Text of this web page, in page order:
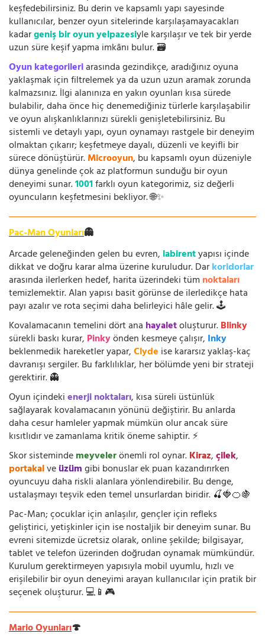
keşfedebilirsiniz. Bu derin ve kapsamlı yapı sayesinde
kullanıcılar, benzer oyun sitelerinde karşılaşamayacakları
kadargeniş bir oyun yelpazesiyle karşılaşır ve tek bir yerde
uzun süre keşif yapma imkânı bulur. 🗃️
Oyun kategorileriarasında gezindikçe, aradığınız oyuna
yaklaşmak için filtrelemek ya da uzun uzun aramak zorunda
kalmazsınız. İlgi alanınıza en yakın oyunları kısa sürede
bulabilir, daha önce hiç denemediğiniz türlerle karşılaşabilir
ve oyun alışkanlıklarınızı sürekli genişletebilirsiniz. Bu
sistemli ve detaylı yapı, oyun oynamayı rastgele bir deneyim
olmaktan çıkarır; keşfetmeye dayalı, düzenli ve keyifli bir
sürece dönüştürür.Microoyun, bu kapsamlı oyun düzeniyle
dünya genelinde çok az platformun sunduğu bir oyun
deneyimi sunar.1001farklı oyun kategorimiz, siz değerli
oyuncuların keşfetmesini bekliyor. 🌐✨
Pac-Man Oyunları👻
Arcade geleneğinden gelen bu evren, labirentyapısı içinde
dikkat ve doğru karar alma üzerine kuruludur. Darkoridorlar
arasında ilerlerken hedef, harita üzerindeki tüm noktaları
temizlemektir. Alan yapısı basit görünse de ilerledikçe hata
payı azalır ve rota seçimi daha belirleyici hâle gelir. 🕹️
Kovalamacanın temelini dört ana hayaletoluşturur.Blinky
sürekli baskı kurar, Pinkyönden kesmeye çalışır, Inky
beklenmedik hareketler yapar,Clyde ise kararsız yaklaş-kaç
davranışı sergiler. Bu farklılıklar, her bölümde yeni bir strateji
gerektirir. 👻
Oyun içindekienerji noktaları, kısa süreli üstünlük
sağlayarak kovalamacanın yönünü değiştirir. Bu anlarda
daha cesur hamleler yapmak mümkün olur ancak süre
kısıtlıdır ve zamanlama kritik öneme sahiptir. ⚡
Skor sistemindemeyvelerönemli rol oynar.Kiraz,çilek,
portakalveüzümgibi bonuslar ek puan kazandırırken
oyuncuyu daha riskli alanlara yönlendirebilir. Bu denge,
ustalaşmayı teşvik eden temel unsurlardan biridir. 🍒🍓🍊🍇
Pac-Man; çocuklar için anlaşılır, gençler için refleks
geliştirici, yetişkinler için ise nostaljik bir deneyim sunar. Bu
evreni sitemizde ücretsiz olarak, online şekilde; bilgisayar,
tablet ve telefon üzerinden doğrudan oynamak mümkündür.
Kurulum gerektirmeyen yapısıyla mobil uyumlu, hızlı ve
erişilebilir bir oyun deneyimi arayan kullanıcılar için pratik bir
seçenek oluşturur. 💻📱🎮
Mario Oyunları🍄